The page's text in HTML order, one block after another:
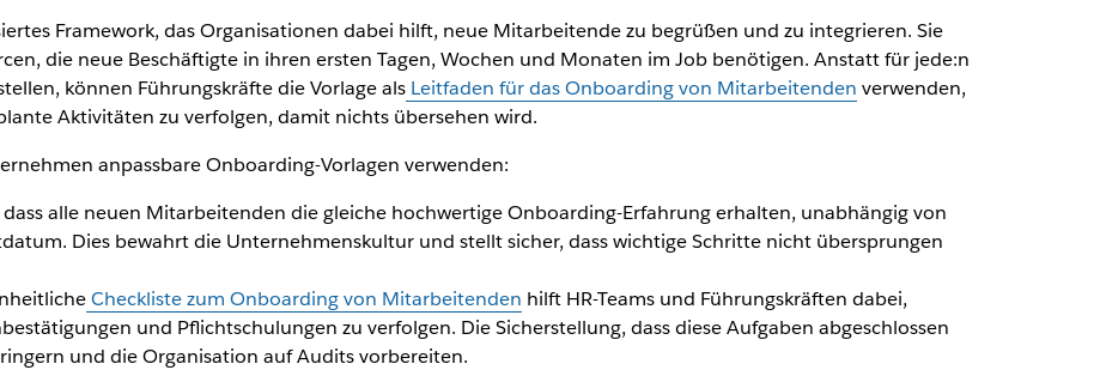
Framework, das Organisationen dabei hilft, neue Mitarbeitende zu begrüßen und zu integrieren. Sie
die neue Beschäftigte in ihren ersten Tagen, Wochen und Monaten im Job benötigen. Anstatt für jede:n
können Führungskräfte die Vorlage alsLeitfaden für das Onboarding von Mitarbeitenden verwenden,
Aktivitäten zu verfolgen, damit nichts übersehen wird.
anpassbare Onboarding-Vorlagen verwenden:
dass alle neuen Mitarbeitenden die gleiche hochwertige Onboarding-Erfahrung erhalten, unabhängig von
Dies bewahrt die Unternehmenskultur und stellt sicher, dass wichtige Schritte nicht übersprungen
Checkliste zum Onboarding von Mitarbeitenden hilft HR-Teams und Führungskräften dabei,
und Pflichtschulungen zu verfolgen. Die Sicherstellung, dass diese Aufgaben abgeschlossen
und die Organisation auf Audits vorbereiten.